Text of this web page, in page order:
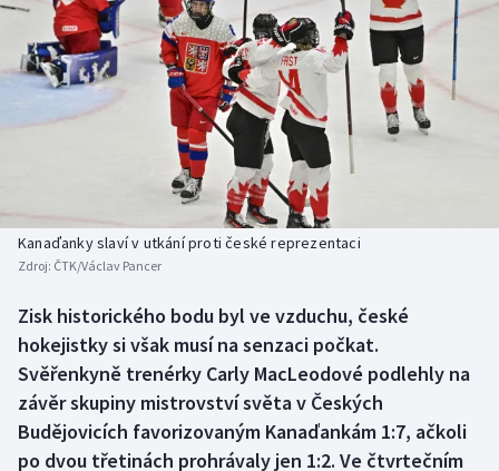
Americký fotbal
Baseball a softbal
Boby a skeleton
Box
Curling
Dostihy
NEPŘEHLÉDNĚTE
Soutěže
Historické návraty
AZ kvíz
Kanaďanky slaví v utkání proti české reprezentaci
Zdroj: ČTK/Václav Pancer
Zisk historického bodu byl ve vzduchu, české
hokejistky si však musí na senzaci počkat.
Svěřenkyně trenérky Carly MacLeodové podlehly na
závěr skupiny mistrovství světa v Českých
Budějovicích favorizovaným Kanaďankám 1:7, ačkoli
po dvou třetinách prohrávaly jen 1:2. Ve čtvrtečním